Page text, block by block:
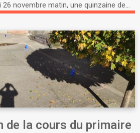
novembre matin, une quinzaine de…
de la cours du primaire